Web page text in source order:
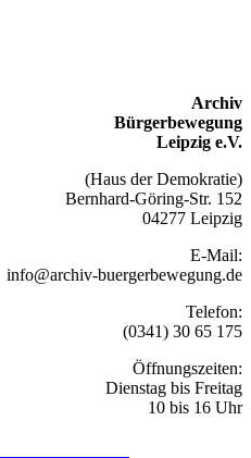
Archiv
Bürgerbewegung
Leipzig e.V.
(Haus der Demokratie)
Bernhard-Göring-Str. 152
04277 Leipzig
E-Mail:
info@archiv-buergerbewegung.de
Telefon:
(0341) 30 65 175
Öffnungszeiten:
Dienstag bis Freitag
10 bis 16 Uhr